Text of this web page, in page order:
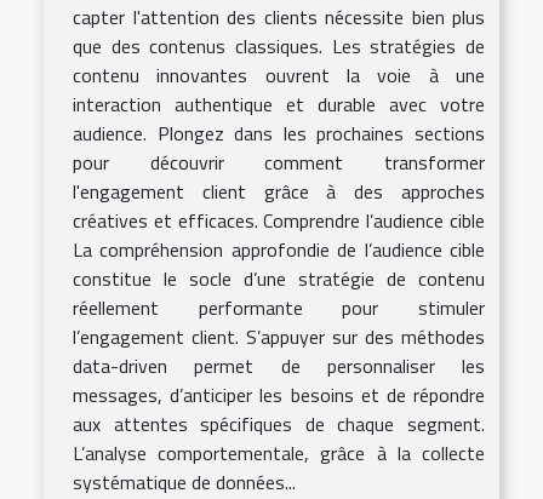
capter l'attention des clients nécessite bien plus
que des contenus classiques. Les stratégies de
contenu innovantes ouvrent la voie à une
interaction authentique et durable avec votre
audience. Plongez dans les prochaines sections
pour découvrir comment transformer
l'engagement client grâce à des approches
créatives et efficaces. Comprendre l’audience cible
La compréhension approfondie de l’audience cible
constitue le socle d’une stratégie de contenu
réellement performante pour stimuler
l’engagement client. S’appuyer sur des méthodes
data-driven permet de personnaliser les
messages, d’anticiper les besoins et de répondre
aux attentes spécifiques de chaque segment.
L’analyse comportementale, grâce à la collecte
systématique de données...